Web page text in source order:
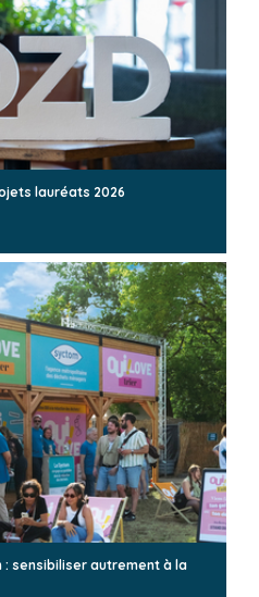
lauréats 2026
: sensibiliser autrement à la